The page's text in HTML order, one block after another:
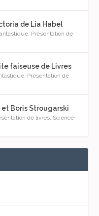
de Lia Habel
Présentation de
faiseuse de Livres
Présentation de
et Boris Strougarski
de livres Science-